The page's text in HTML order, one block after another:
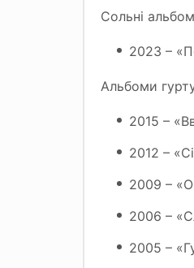
Сольні
2023 –
Альбоми
2015 –
2012 –
2009 –
2006 –
2005 –